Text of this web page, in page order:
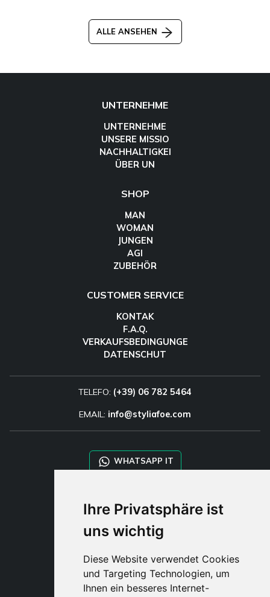
Ihre Privatsphäre ist
uns wichtig
Diese Website verwendet Cookies
und Targeting Technologien, um
Ihnen ein besseres Internet-
ALLE ANSEHEN
UNTERNEHME
UNTERNEHME
UNSERE MISSIO
NACHHALTIGKEI
ÜBER UN
SHOP
MAN
WOMAN
JUNGEN
AGI
ZUBEHÖR
CUSTOMER SERVICE
KONTAK
F.A.Q.
VERKAUFSBEDINGUNGE
DATENSCHUT
TELEFO: (+39) 06 782 5464
EMAIL: info@styliafoe.com
WHATSAPP IT
STYLIA SERVICES
SHOP B2B
TAYLOR MADE ORDERS
DROPSHIPPING